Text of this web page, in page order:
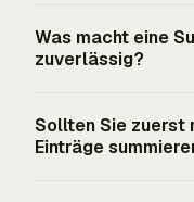
Was macht eine
zuverlässig?
abrechenbare Zeit,
vereinbarte
Sollten Sie zuerst
Einträge